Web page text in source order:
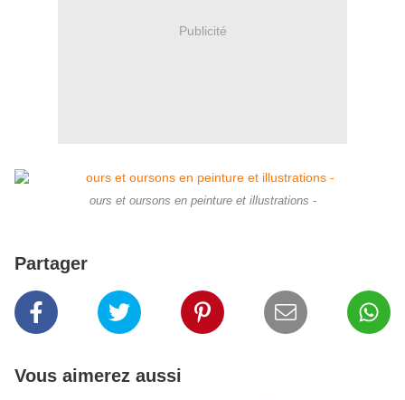
Publicité
ours et oursons en peinture et illustrations -
Partager
Vous aimerez aussi